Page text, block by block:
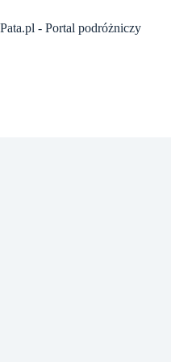
do
treści
Pata.pl - Portal podróżniczy